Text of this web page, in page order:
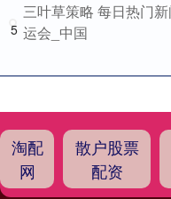
5
三叶草策略 每日热门
运会_中国
淘配
网
散户股票
配资